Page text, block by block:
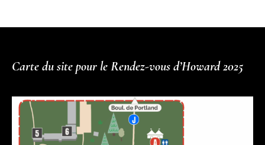
Carte du site pour le Rendez-vous d’Howard 2025